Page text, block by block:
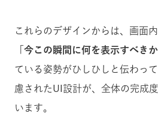
これらのデザインからは、画面
今この瞬間に何を表示すべきか
ている姿勢がひしひしと伝わっ
慮されたUI設計が、全体の完成
います。